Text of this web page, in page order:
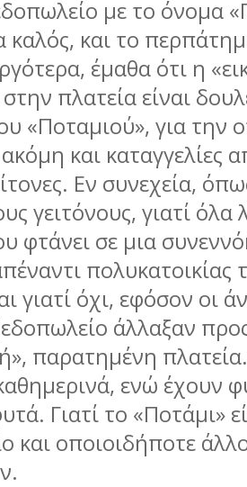
µε το όνοµα
καλός, και το
έµαθα ότι η
πλατεία είναι
«Ποταµιού», για την
και καταγγελίες
Εν συνεχεία,
γειτόνους, γιατί όλα
φτάνει σε µια
πολυκατοικίας
γιατί όχι, εφόσον οι
άλλαξαν
παρατηµένη
ενώ έχουν
Γιατί το «Ποτάµι»
και οποιοιδήποτε